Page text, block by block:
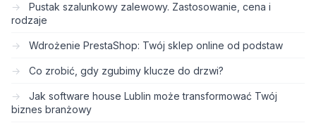
Pustak szalunkowy zalewowy. Zastosowanie, cena i
rodzaje
Wdrożenie PrestaShop: Twój sklep online od podstaw
Co zrobić, gdy zgubimy klucze do drzwi?
Jak software house Lublin może transformować Twój
biznes branżowy